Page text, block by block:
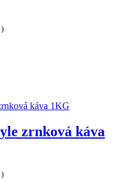
)
zrnková káva
)